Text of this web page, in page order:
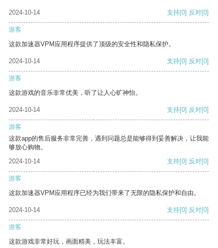
2024-10-14 支持[0] 反对[0]
游客
这款加速器VPM应用程序提供了顶级的安全性和隐私保护。
2024-10-14 支持[0] 反对[0]
游客
这款游戏的音乐非常优美，听了让人心旷神怡。
2024-10-14 支持[0] 反对[0]
游客
这款app的售后服务非常完善，遇到问题总是能够得到妥善解决，让我能
够放心购物。
2024-10-14
支持[0] 反对[0]
游客
这款加速器VPM应用程序已经为我们带来了无限的隐私保护和自由。
2024-10-14 支持[0] 反对[0]
游客
这款游戏非常好玩，画面精美，玩法丰富。